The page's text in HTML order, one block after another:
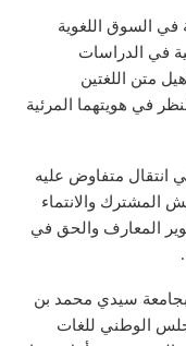
في السوق اللغوية
في الدراسات
متن اللغتين
في هويتهما المرئية
انتقال متفاوض عليه
المشترك والانتماء
المعارف والحق في
بجامعة ﺳﻴﺪي ﻣﺤﻤﺪ ﺑﻦ
الوطني للغات